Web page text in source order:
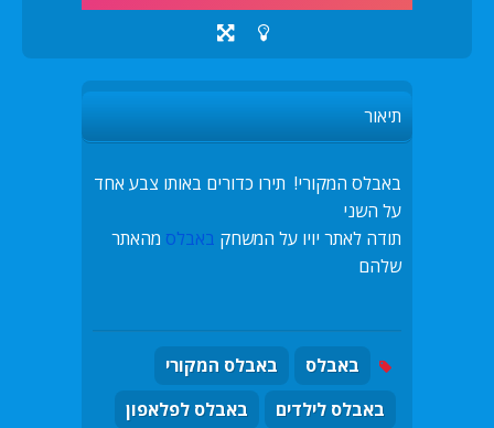
תיאור
באבלס המקורי! תירו כדורים באותו צבע אחד
על השני
תודה לאתר יויו על המשחק באבלס מהאתר
שלהם
באבלס
באבלס המקורי
באבלס לילדים
באבלס לפלאפון